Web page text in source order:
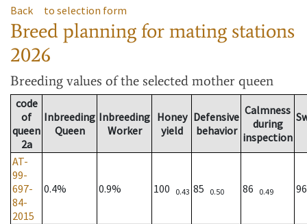
Back to selection form
Breed planning for mating stations
2026
Breeding values of the selected mother queen
code
of
queen
2a
Inbreeding
Queen
Inbreeding
Worker
Honey
yield
Defensive
behavior
Calmness
during
inspection
AT-
99-
697-
84-
2015
0.4% 0.9% 100 0.43 85 0.50 86 0.49